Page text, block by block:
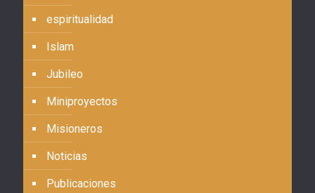
espiritualidad
Islam
Jubileo
Miniproyectos
Misioneros
Noticias
Publicaciones